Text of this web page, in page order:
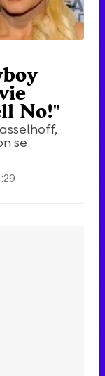
No!"
se